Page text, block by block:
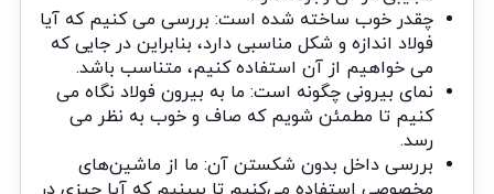
چقدر خوب ساخته شده است: بررسی می کنیم که آیا
فولاد اندازه و شکل مناسبی دارد، بنابراین در جایی که
می خواهیم از آن استفاده کنیم، متناسب باشد.
نمای بیرونی چگونه است: ما به بیرون فولاد نگاه می
کنیم تا مطمئن شویم که صاف و خوب به نظر می
رسد.
بررسی داخل بدون شکستن آن: ما از ماشین‌های
مخصوصی استفاده می‌کنیم تا ببینیم که آیا چیزی در